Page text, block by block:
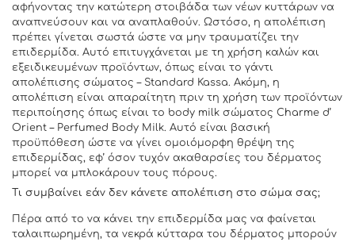
αφήνοντας την κατώτερη στοιβάδα των νέων κυττάρων να
αναπνεύσουν και να αναπλαθούν. Ωστόσο, η απολέπιση
πρέπει γίνεται σωστά ώστε να μην τραυματίζει την
επιδερμίδα. Αυτό επιτυγχάνεται με τη χρήση καλών και
εξειδικευμένων προϊόντων, όπως είναι το γάντι
απολέπισης σώματος – Standard Kassa. Ακόμη, η
απολέπιση είναι απαραίτητη πριν τη χρήση των προϊόντων
περιποίησης όπως είναι το body milk σώματος Charme d’
Orient – Perfumed Body Milk. Αυτό είναι βασική
προϋπόθεση ώστε να γίνει ομοιόμορφη θρέψη της
επιδερμίδας, εφ’ όσον τυχόν ακαθαρσίες του δέρματος
μπορεί να μπλοκάρουν τους πόρους.
Τι συμβαίνει εάν δεν κάνετε απολέπιση στο σώμα σας;
Πέρα από το να κάνει την επιδερμίδα μας να φαίνεται
ταλαιπωρημένη, τα νεκρά κύτταρα του δέρματος μπορούν